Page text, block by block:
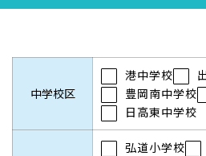
中学校区
港中学校
豊岡南中学校
日高東中学校
弘道小学校